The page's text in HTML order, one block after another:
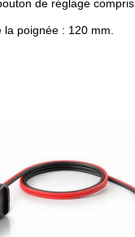
de réglage compris.
la poignée : 120 mm.